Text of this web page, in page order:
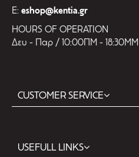
E: eshop@kentia.gr
HOURS OF OPERATION
Δευ - Παρ / 10:00ΠΜ - 18:30ΜΜ
CUSTOMER SERVICE
USEFULL LINKS